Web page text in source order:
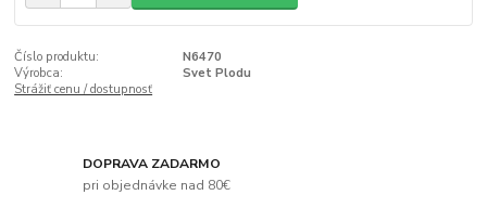
Číslo produktu:
N6470
Výrobca:
Svet Plodu
Strážiť cenu / dostupnosť
DOPRAVA ZADARMO
pri objednávke nad 80€